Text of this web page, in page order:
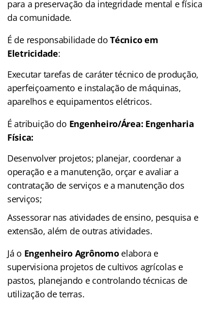
para a preservação da integridade mental e física
da comunidade.
É de responsabilidade doTécnico em
Eletricidade:
Executar tarefas de caráter técnico de produção,
aperfeiçoamento e instalação de máquinas,
aparelhos e equipamentos elétricos.
É atribuição do Engenheiro/Área: Engenharia
Física:
Desenvolver projetos; planejar, coordenar a
operação e a manutenção, orçar e avaliar a
contratação de serviços e a manutenção dos
serviços;
Assessorar nas atividades de ensino, pesquisa e
extensão, além de outras atividades.
Já o Engenheiro Agrônomoelabora e
supervisiona projetos de cultivos agrícolas e
pastos, planejando e controlando técnicas de
utilização de terras.